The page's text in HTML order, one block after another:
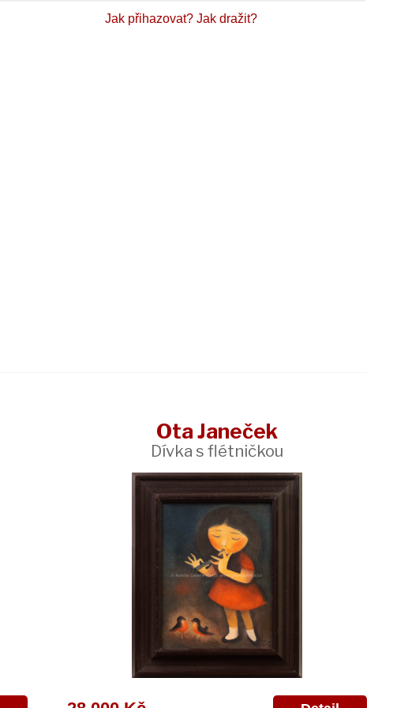
Jak přihazovat? Jak dražit?
Ota Janeček
Dívka s flétničkou